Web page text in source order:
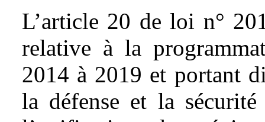
L’article 20 de loi n°
relative à la
2014 à 2019 et portant
la défense et la